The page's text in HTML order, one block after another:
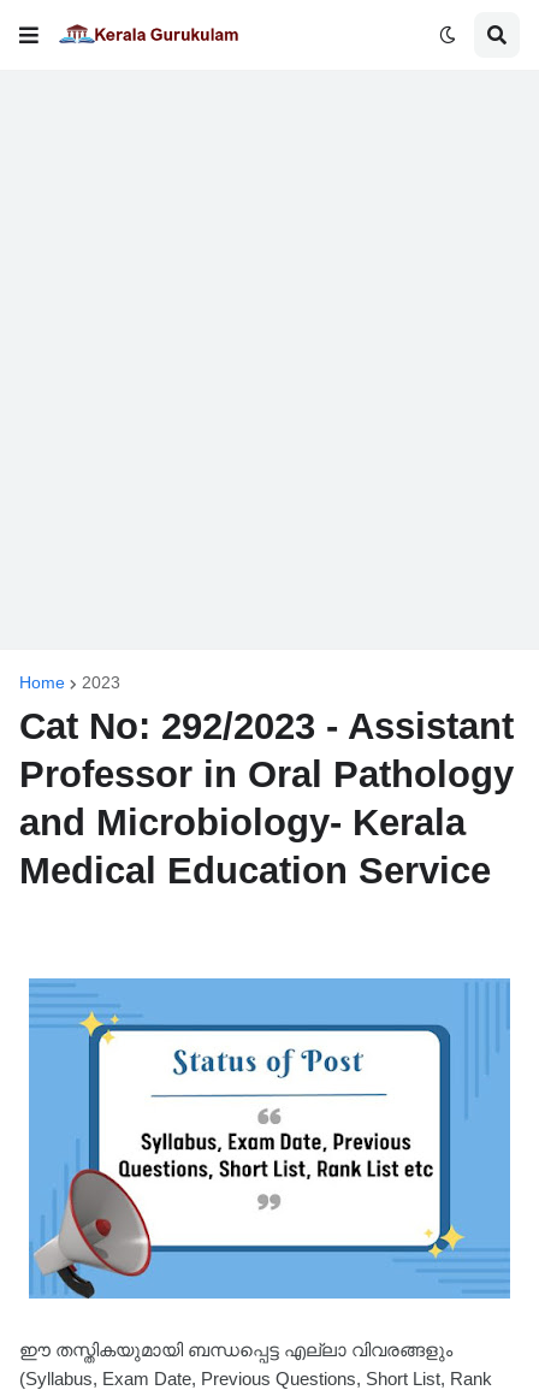
Home 2023
Cat No: 292/2023 - Assistant
Professor in Oral Pathology
and Microbiology- Kerala
Medical Education Service
ഈ തസ്തികയുമായി ബന്ധപ്പെട്ട എല്ലാ വിവരങ്ങളും
(Syllabus, Exam Date, Previous Questions, Short List, Rank